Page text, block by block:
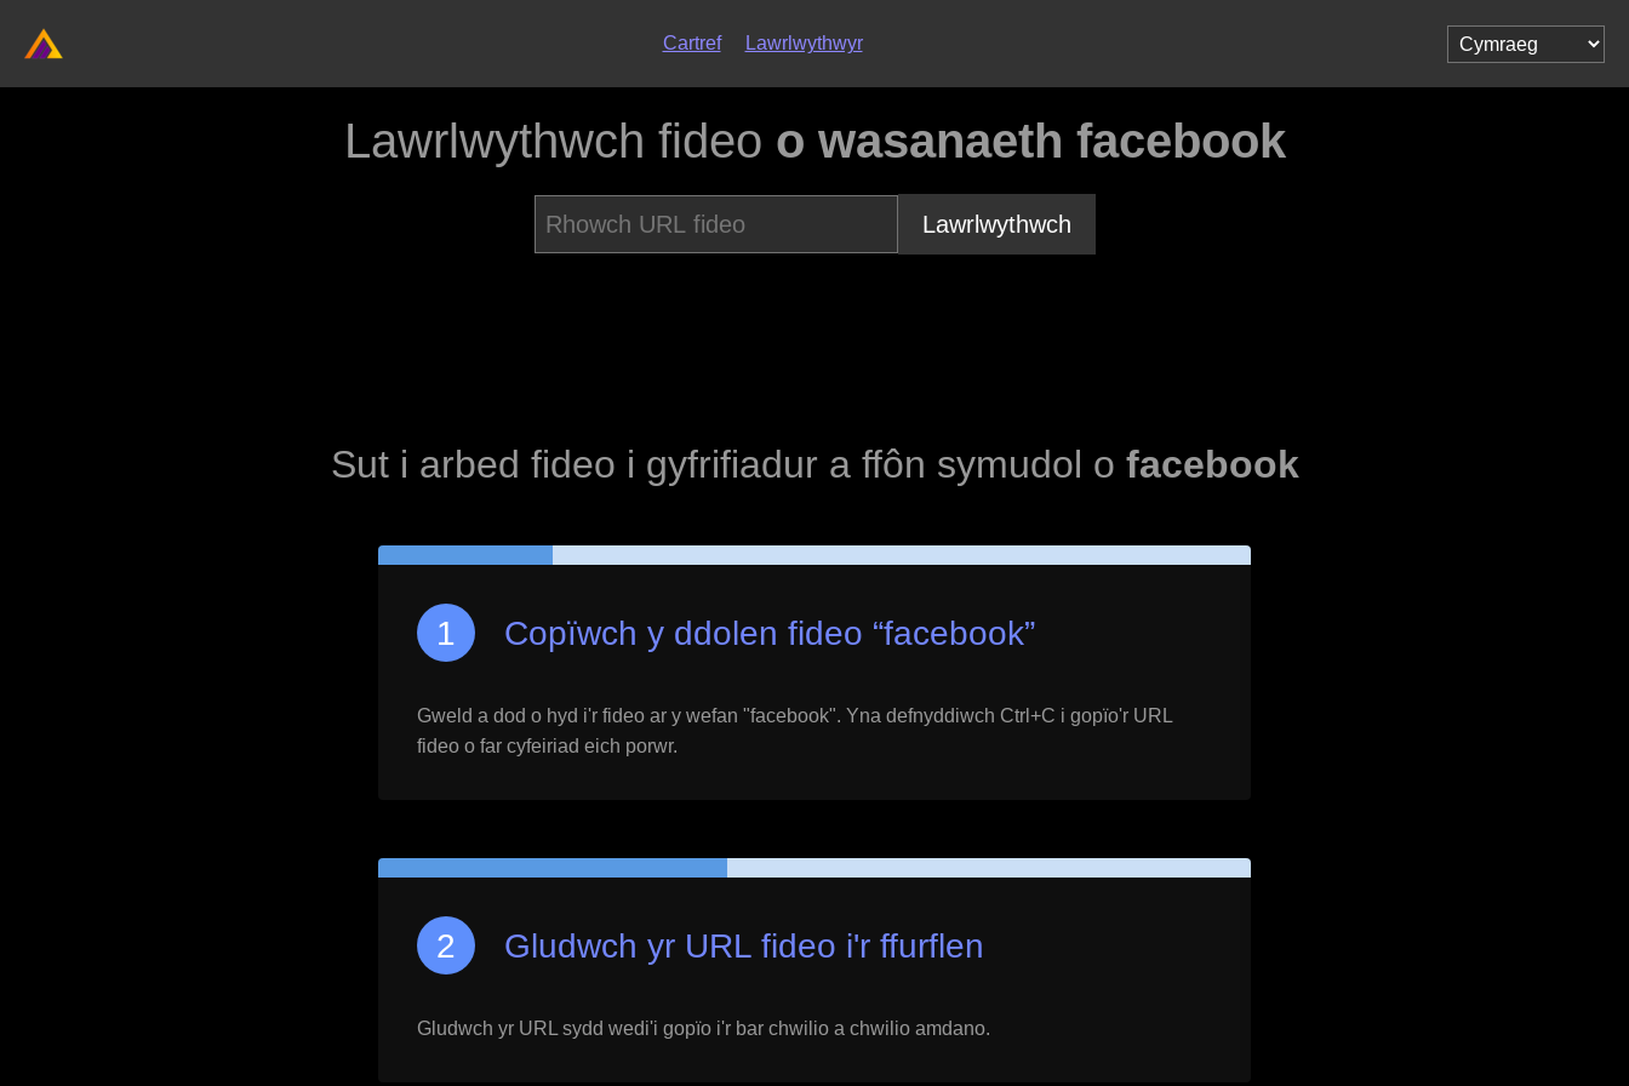
Cartref Lawrlwythwyr
Lawrlwythwch fideo o wasanaeth facebook
Lawrlwythwch
Sut i arbed fideo i gyfrifiadur a ffôn symudol o facebook
Copïwch y ddolen fideo “facebook”
Gweld a dod o hyd i'r fideo ar y wefan "facebook". Yna defnyddiwch Ctrl+C i gopïo'r URL
fideo o far cyfeiriad eich porwr.
Gludwch yr URL fideo i'r ffurflen
Gludwch yr URL sydd wedi'i gopïo i'r bar chwilio a chwilio amdano.